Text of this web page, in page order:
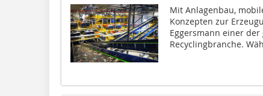
Mit Anlagenbau,
Konzepten zur
Eggersmann einer
Recyclingbranche.